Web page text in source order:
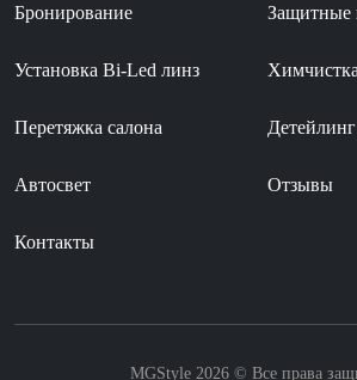
Бронирование Защитные
Установка Bi-Led линз Химчистка
Перетяжка салона
Автосвет Отзывы
Контакты
MGStyle 2026 © Все права